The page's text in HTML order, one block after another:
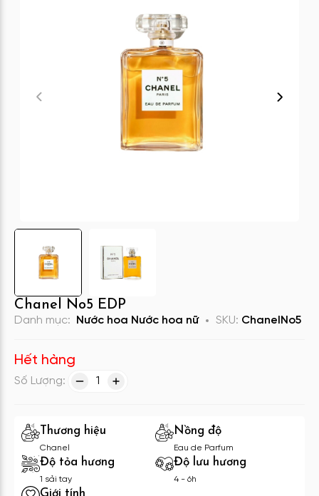
Chanel No5 EDP
Danh mục: Nước hoa Nước hoa nữ SKU: ChanelNo5
Hết hàng
Số Lượng: 1
Thương hiệu
Chanel
Nồng độ
Eau de Parfum
Độ tỏa hương
1 sải tay
Độ lưu hương
4 - 6h
Giới tính